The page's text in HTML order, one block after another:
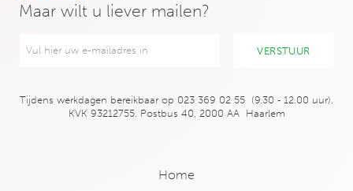
Maar wilt u liever mailen?
Tijdens werkdagen bereikbaar op 023 369 02 55 (9.30 ‑ 12.00 uur).
KVK 93212755. Postbus 40, 2000 AA Haarlem
Home